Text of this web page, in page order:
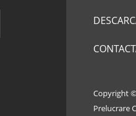
Copyright
Prelucrare